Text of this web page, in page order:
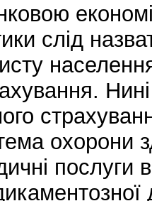
слід
охорони
послуги